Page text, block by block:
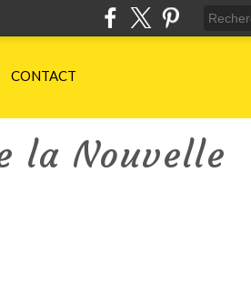
CONTACT
la Nouvelle